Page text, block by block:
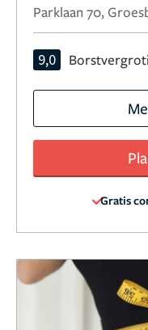
Parklaan 70,
9,0
Gratis